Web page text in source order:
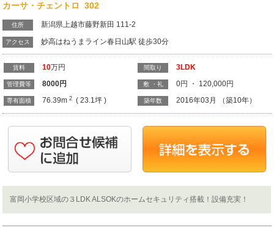
カーサ・チェントロ 302
住所 新潟県上越市藤野新田 111-2
アクセス 妙高はねうまライン春日山駅 徒歩30分
賃料 10万円
管理費等 8000円
専有面積 76.39m 2( 23.1坪 )
間取り 3LDK
敷 ・礼 0円 ・ 120,000円
築年数 2016年03月 （築10年）
富岡小学校区域の３LDK ALSOKのホームセキュリティ搭載！設備充実！